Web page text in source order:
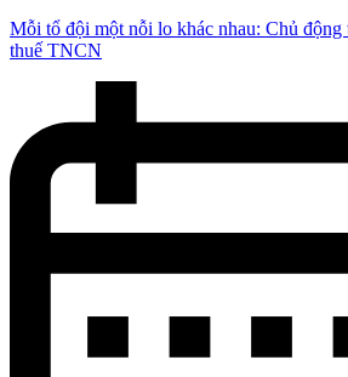
Mỗi tổ đội một nỗi lo khác nhau: Chủ
thuế TNCN